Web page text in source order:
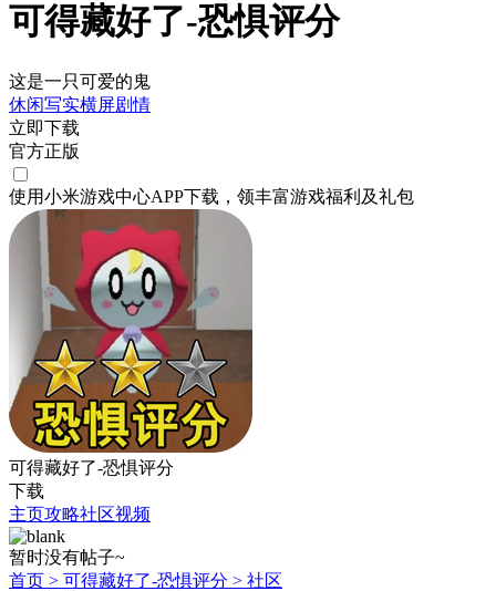
可得藏好了-恐惧评分
这是一只可爱的鬼
休闲写实横屏剧情
立即下载
官方正版
使用小米游戏中心APP下载 ，领丰富游戏福利 及礼包
可得藏好了-恐惧评分
下载
主页攻略社区视频
暂时没有帖子~
首页 > 可得藏好了-恐惧评分 > 社区